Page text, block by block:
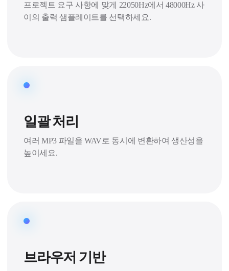
프로젝트 요구 사항에 맞게 22050Hz에서 48000Hz 사
이의 출력 샘플레이트를 선택하세요.
일괄 처리
여러 MP3 파일을 WAV로 동시에 변환하여 생산성을
높이세요.
브라우저 기반